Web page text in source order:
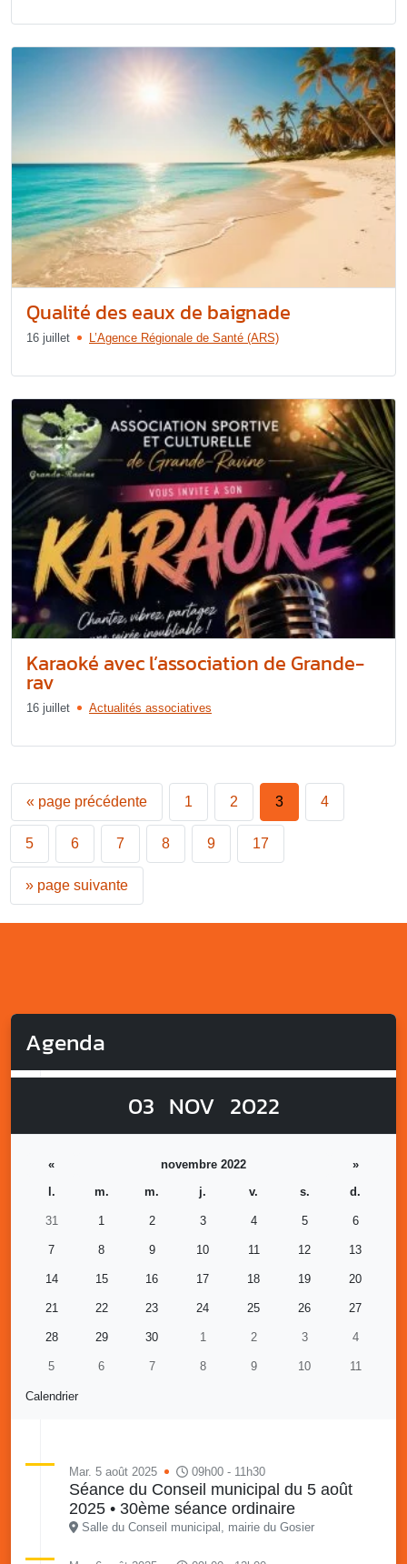
Qualité des eaux de baignade
16 juillet L’Agence Régionale de Santé (ARS)
Karaoké avec l’association de Grande-
rav
16 juillet Actualités associatives
« page précédente 1 2 3 4
5 6 7 8 9 17
» page suivante
Agenda
03 NOV 2022
Calendrier
« novembre 2022
»
l.
m. m. j. v. s. d.
31 1 2 3 4 5 6
7 8 9 10 11 12 13
14 15 16 17 18 19 20
21 22 23 24 25 26 27
28 29 30 1 2 3 4
5 6 7 8 9 10 11
Mar. 5 août 2025 09h00 - 11h30
Séance du Conseil municipal du 5 août
2025 • 30ème séance ordinaire
Salle du Conseil municipal, mairie du Gosier